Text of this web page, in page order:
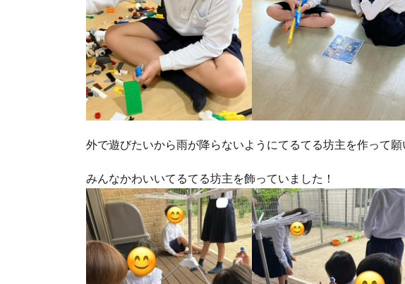
外で遊びたいから雨が降らないようにてるてる坊主を作って
みんなかわいいてるてる坊主を飾っていました！